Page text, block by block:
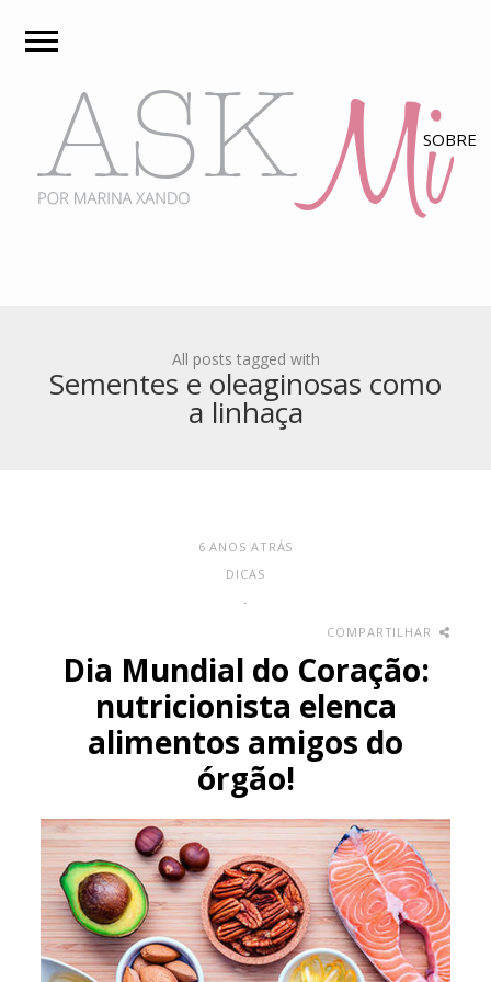
All posts tagged with
Sementes e oleaginosas como
a linhaça
6 ANOS ATRÁS
DICAS
-
COMPARTILHAR
Dia Mundial do Coração:
nutricionista elenca
alimentos amigos do
órgão!